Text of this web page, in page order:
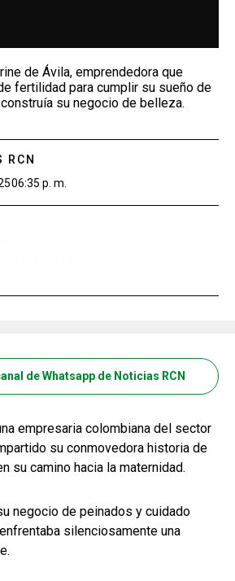
de Ávila, emprendedora que
fertilidad para cumplir su sueño de
su negocio de belleza.
RCN
06:35 p. m.
de Whatsapp de Noticias RCN
empresaria colombiana del sector
su conmovedora historia de
su camino hacia la maternidad.
negocio de peinados y cuidado
silenciosamente una